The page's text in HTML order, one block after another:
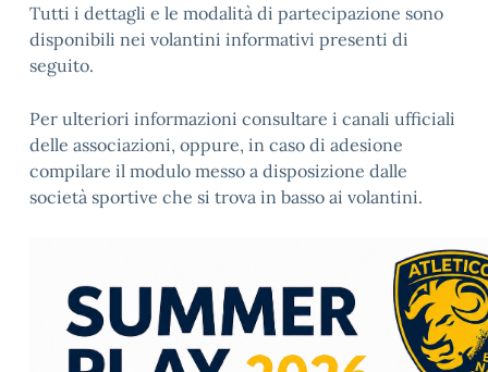
Tutti i dettagli e le modalità di partecipazione sono
disponibili nei volantini informativi presenti di
seguito.
Per ulteriori informazioni consultare i canali ufficiali
delle associazioni, oppure, in caso di adesione
compilare il modulo messo a disposizione dalle
società sportive che si trova in basso ai volantini.